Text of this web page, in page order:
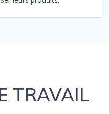
TRAVAIL